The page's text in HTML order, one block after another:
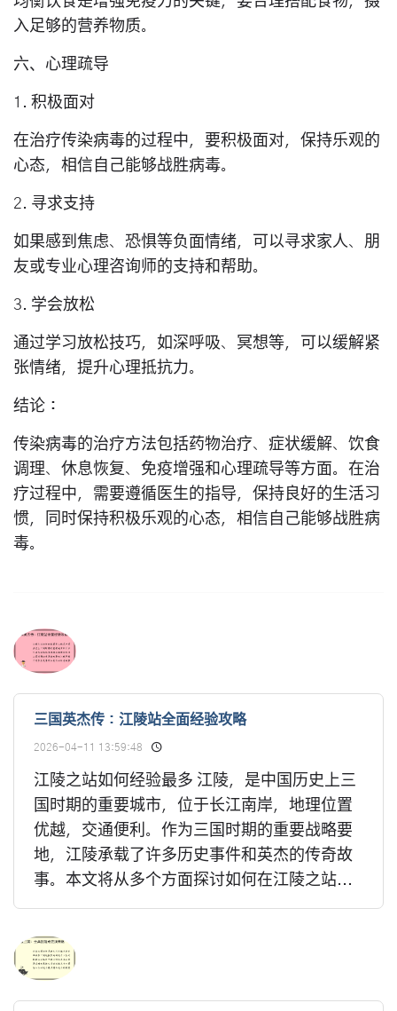
入足够的营养物质。
六、心理疏导
1. 积极面对
在治疗传染病毒的过程中，要积极面对，保持乐观的
心态，相信自己能够战胜病毒。
2. 寻求支持
如果感到焦虑、恐惧等负面情绪，可以寻求家人、朋
友或专业心理咨询师的支持和帮助。
3. 学会放松
通过学习放松技巧，如深呼吸、冥想等，可以缓解紧
张情绪，提升心理抵抗力。
结论：
传染病毒的治疗方法包括药物治疗、症状缓解、饮食
调理、休息恢复、免疫增强和心理疏导等方面。在治
疗过程中，需要遵循医生的指导，保持良好的生活习
惯，同时保持积极乐观的心态，相信自己能够战胜病
毒。
三国英杰传：江陵站全面经验攻略
2026-04-11 13:59:48
江陵之站如何经验最多 江陵，是中国历史上三
国时期的重要城市，位于长江南岸，地理位置
优越，交通便利。作为三国时期的重要战略要
地，江陵承载了许多历史事件和英杰的传奇故
事。本文将从多个方面探讨如何在江陵之站...